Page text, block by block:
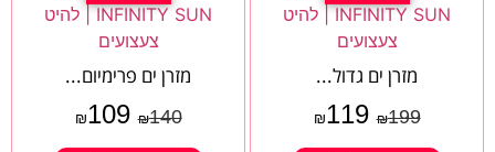
מזרן ים גדול...
₪199
₪119
מזרן ים פרימיום...
₪140
₪109